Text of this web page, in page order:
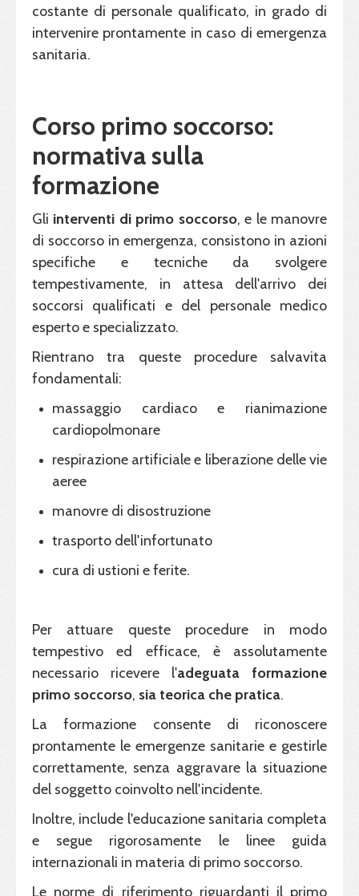
costante di personale qualificato, in grado di
intervenire prontamente in caso di emergenza
sanitaria.
Corso primo soccorso:
normativa sulla
formazione
Gli interventi di primo soccorso, e le manovre
di soccorso in emergenza, consistono in azioni
specifiche e tecniche da svolgere
tempestivamente, in attesa dell'arrivo dei
soccorsi qualificati e del personale medico
esperto e specializzato.
Rientrano tra queste procedure salvavita
fondamentali:
massaggio cardiaco e rianimazione
cardiopolmonare
respirazione artificiale e liberazione delle vie
aeree
manovre di disostruzione
trasporto dell'infortunato
cura di ustioni e ferite.
Per attuare queste procedure in modo
tempestivo ed efficace, è assolutamente
necessario ricevere l'adeguata formazione
primo soccorso, sia teorica che pratica.
La formazione consente di riconoscere
prontamente le emergenze sanitarie e gestirle
correttamente, senza aggravare la situazione
del soggetto coinvolto nell'incidente.
Inoltre, include l'educazione sanitaria completa
e segue rigorosamente le linee guida
internazionali in materia di primo soccorso.
Le norme di riferimento riguardanti il primo